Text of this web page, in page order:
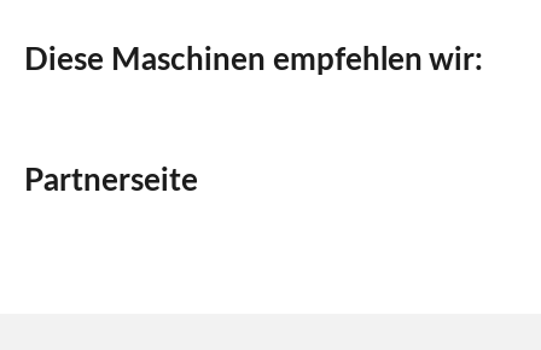
Diese Maschinen empfehlen wir:
Partnerseite